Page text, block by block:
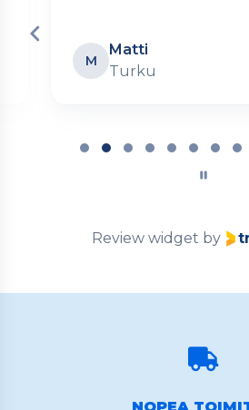
M
Matti
Turku
Review widget by